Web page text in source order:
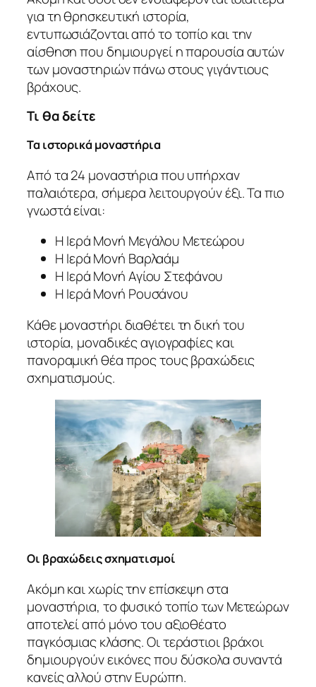
για τη θρησκευτική ιστορία,
εντυπωσιάζονται από το τοπίο και την
αίσθηση που δημιουργεί η παρουσία αυτών
των μοναστηριών πάνω στους γιγάντιους
βράχους.
Τι θα δείτε
Τα ιστορικά μοναστήρια
Από τα 24 μοναστήρια που υπήρχαν
παλαιότερα, σήμερα λειτουργούν έξι. Τα πιο
γνωστά είναι:
Η Ιερά Μονή Μεγάλου Μετεώρου
Η Ιερά Μονή Βαρλαάμ
Η Ιερά Μονή Αγίου Στεφάνου
Η Ιερά Μονή Ρουσάνου
Κάθε μοναστήρι διαθέτει τη δική του
ιστορία, μοναδικές αγιογραφίες και
πανοραμική θέα προς τους βραχώδεις
σχηματισμούς.
Οι βραχώδεις σχηματισμοί
Ακόμη και χωρίς την επίσκεψη στα
μοναστήρια, το φυσικό τοπίο των Μετεώρων
αποτελεί από μόνο του αξιοθέατο
παγκόσμιας κλάσης. Οι τεράστιοι βράχοι
δημιουργούν εικόνες που δύσκολα συναντά
κανείς αλλού στην Ευρώπη.